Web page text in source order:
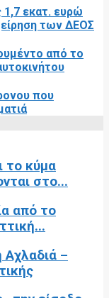
1,7 εκατ. ευρώ
των ΔΕΟΣ
από το
που
το κύμα
στο...
από το
–